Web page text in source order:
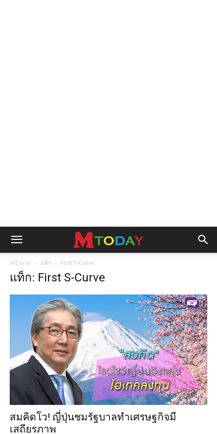
หน้าแรก แท็ก First S-Curve
แท็ก: First S-Curve
สมคิดโว! ญี่ปุ่นชมรัฐบาลทำเศรษฐกิจมี
เสถียรภาพ